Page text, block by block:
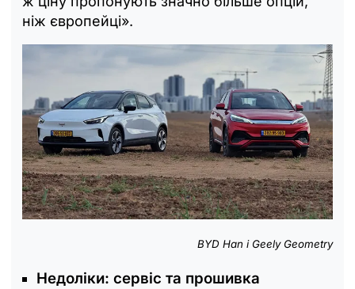
ніж європейці».
BYD Han і Geely Geometry
Недоліки: сервіс та прошивка